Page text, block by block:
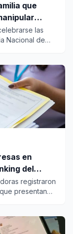
que
las
Nacional de
en
del
registraron
presentan